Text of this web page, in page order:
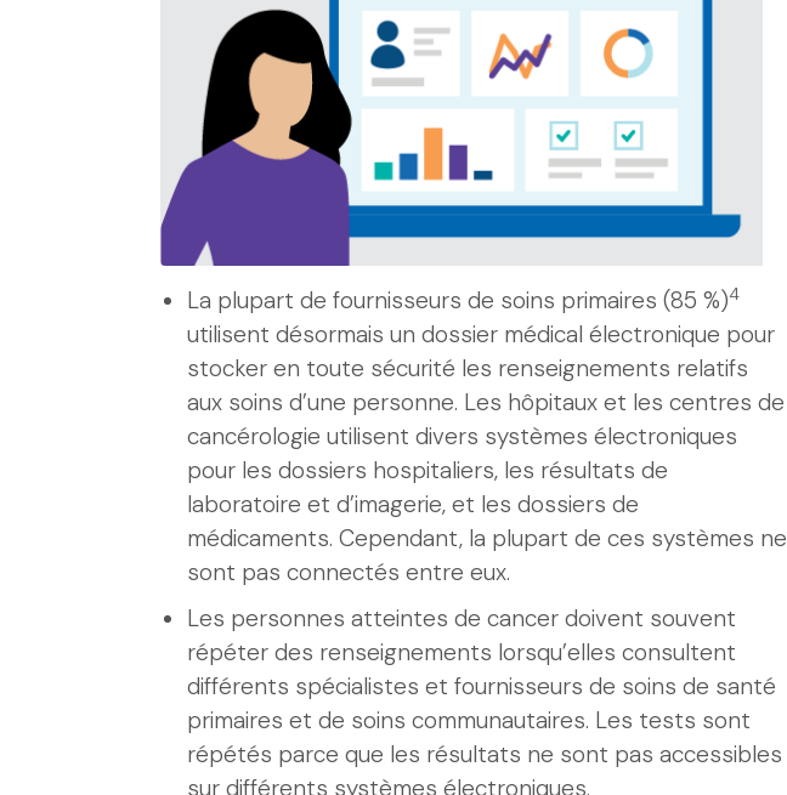
La plupart de fournisseurs de soins primaires (85 %)4
utilisent désormais un dossier médical électronique pour
stocker en toute sécurité les renseignements relatifs
aux soins d’une personne. Les hôpitaux et les centres de
cancérologie utilisent divers systèmes électroniques
pour les dossiers hospitaliers, les résultats de
laboratoire et d’imagerie, et les dossiers de
médicaments. Cependant, la plupart de ces systèmes ne
sont pas connectés entre eux.
Les personnes atteintes de cancer doivent souvent
répéter des renseignements lorsqu’elles consultent
différents spécialistes et fournisseurs de soins de santé
primaires et de soins communautaires. Les tests sont
répétés parce que les résultats ne sont pas accessibles
sur différents systèmes électroniques.